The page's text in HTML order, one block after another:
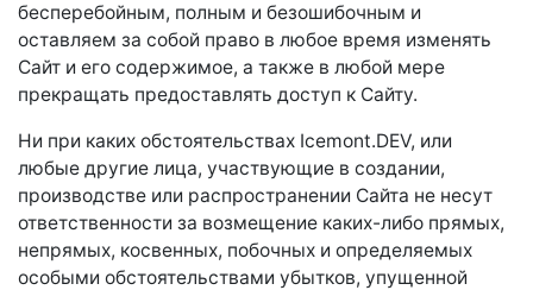
бесперебойным, полным и безошибочным и
оставляем за собой право в любое время изменять
Сайт и его содержимое, а также в любой мере
прекращать предоставлять доступ к Сайту.
Ни при каких обстоятельствах Icemont.DEV, или
любые другие лица, участвующие в создании,
производстве или распространении Сайта не несут
ответственности за возмещение каких-либо прямых,
непрямых, косвенных, побочных и определяемых
особыми обстоятельствами убытков, упущенной